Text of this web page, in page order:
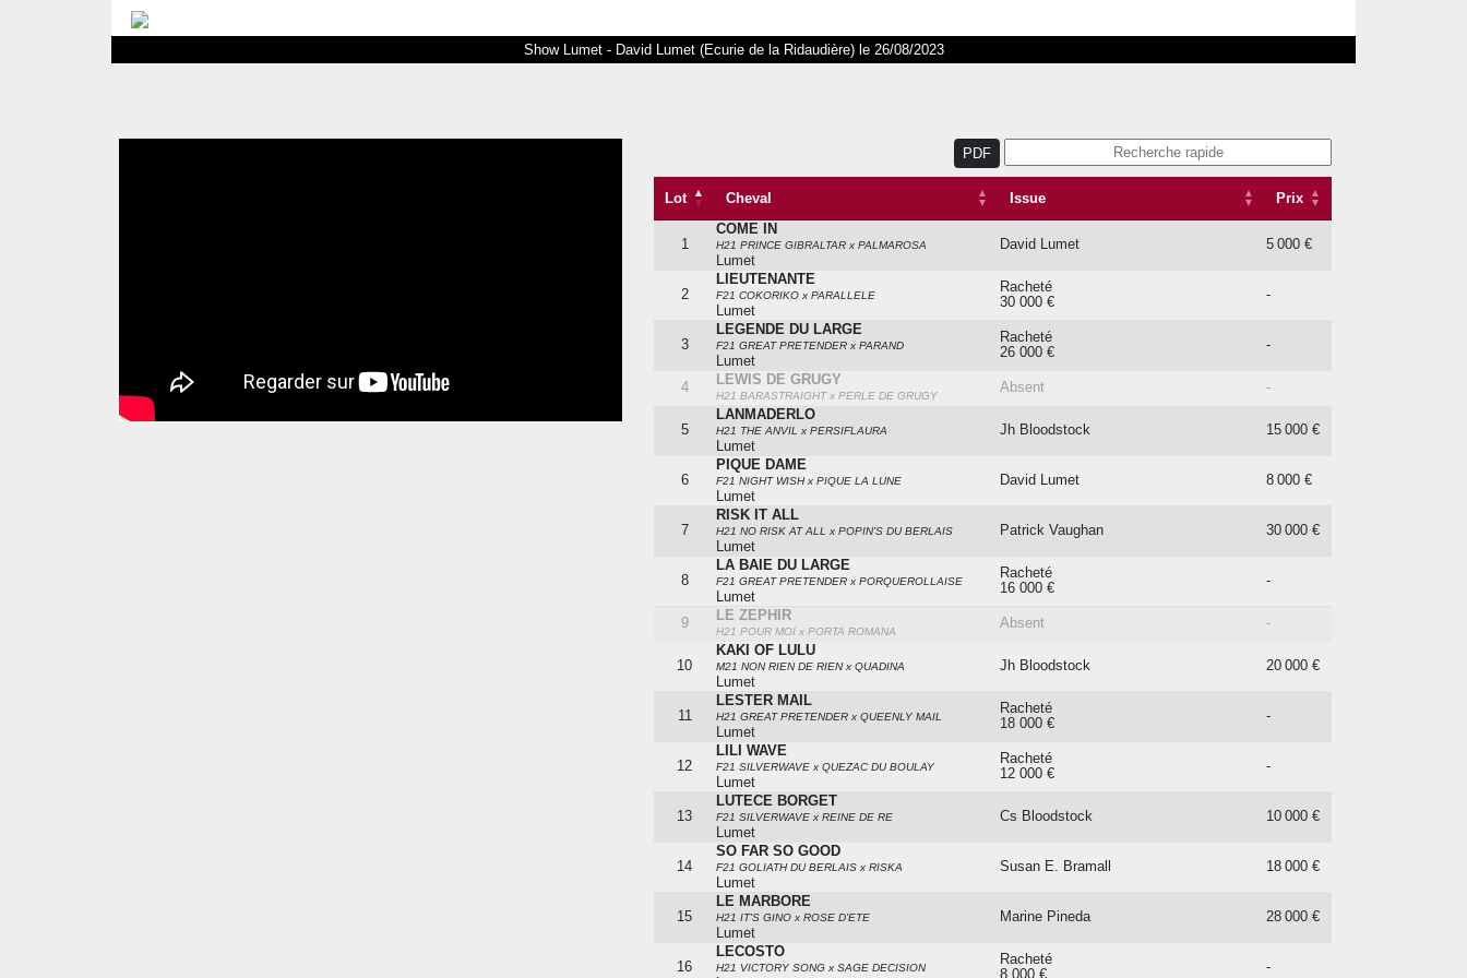
Show Lumet - David Lumet (Ecurie de la Ridaudière) le 26/08/2023
PDF
Lot Cheval Issue
Prix
Cheval
1
COME IN
H21 PRINCE GIBRALTAR x PALMAROSA
Lumet
David Lumet 5 000 €
2
LIEUTENANTE
F21 COKORIKO x PARALLELE
Lumet
Racheté
30 000 €
-
3
LEGENDE DU LARGE
F21 GREAT PRETENDER x PARAND
Lumet
Racheté
26 000 €
-
4 LEWIS DE GRUGY
H21 BARASTRAIGHT x PERLE DE GRUGY
Absent -
5
LANMADERLO
H21 THE ANVIL x PERSIFLAURA
Lumet
Jh Bloodstock 15 000 €
6
PIQUE DAME
F21 NIGHT WISH x PIQUE LA LUNE
Lumet
David Lumet 8 000 €
7
RISK IT ALL
H21 NO RISK AT ALL x POPIN'S DU BERLAIS
Lumet
Patrick Vaughan 30 000 €
8
LA BAIE DU LARGE
F21 GREAT PRETENDER x PORQUEROLLAISE
Lumet
Racheté
16 000 €
-
9 LE ZEPHIR
H21 POUR MOI x PORTA ROMANA
Absent -
10
KAKI OF LULU
M21 NON RIEN DE RIEN x QUADINA
Lumet
Jh Bloodstock 20 000 €
11
LESTER MAIL
H21 GREAT PRETENDER x QUEENLY MAIL
Lumet
Racheté
18 000 €
-
12
LILI WAVE
F21 SILVERWAVE x QUEZAC DU BOULAY
Lumet
Racheté
12 000 €
-
13
LUTECE BORGET
F21 SILVERWAVE x REINE DE RE
Lumet
Cs Bloodstock 10 000 €
14
SO FAR SO GOOD
F21 GOLIATH DU BERLAIS x RISKA
Lumet
Susan E. Bramall 18 000 €
15
LE MARBORE
H21 IT'S GINO x ROSE D'ETE
Lumet
Marine Pineda 28 000 €
16
LECOSTO
H21 VICTORY SONG x SAGE DECISION
Racheté
8 000 €
-